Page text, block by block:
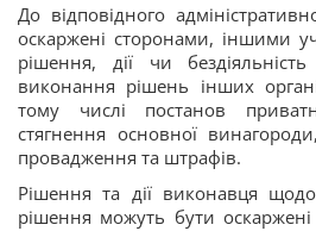
До відповідного
оскаржені сторонами, іншими
рішення, дії чи
виконання рішень інших
тому числі постанов
стягнення основної
провадження та штрафів.
Рішення та дії виконавця
рішення можуть бути